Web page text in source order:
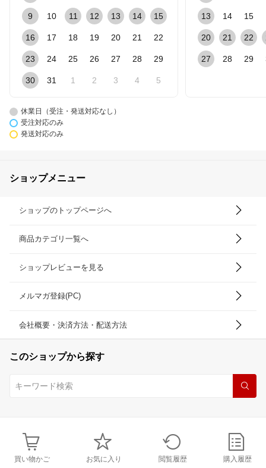
9 10 11 12 13 14 15
16 17 18 19 20 21 22
23 24 25 26 27 28 29
30 31 1 2 3 4 5
13 14 15
20 21 22
27 28 29
休業日（受注・発送対応なし）
受注対応のみ
発送対応のみ
ショップメニュー
ショップのトップページへ
商品カテゴリ一覧へ
ショップレビューを見る
メルマガ登録(PC)
会社概要・決済方法・配送方法
このショップから探す
買い物かご お気に入り 閲覧履歴 購入履歴